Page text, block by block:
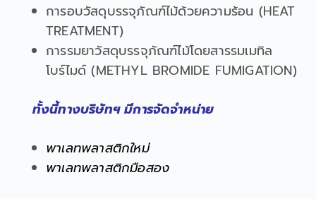
การอบวัสดุบรรจุภัณฑ์ไม้ด้วยความร้อน (HEAT
TREATMENT)
การรมยาวัสดุบรรจุภัณฑ์ไม้โดยสารรมเมทิล
โบร์ไมด์ (METHYL BROMIDE FUMIGATION)
ทั้งนี้ทางบริษัทฯ มีการจัดจำหน่าย
พาเลทพลาสติกใหม่
พาเลทพลาสติกมือสอง